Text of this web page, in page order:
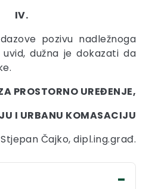
IV.
pozivu nadležnoga
dužna je dokazati da
PROSTORNO UREĐENJE,
I URBANU KOMASACIJU
Stjepan Čajko, dipl.ing.građ.